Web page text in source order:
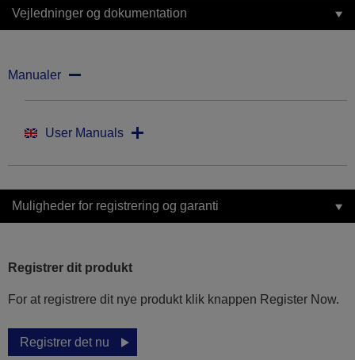
Vejledninger og dokumentation
Manualer
User Manuals
Muligheder for registrering og garanti
Registrer dit produkt
For at registrere dit nye produkt klik knappen Register Now.
Registrer det nu